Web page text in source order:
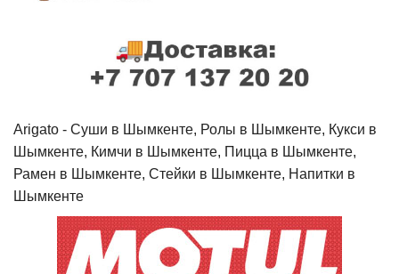
Arigato - Cуши в Шымкенте, Ролы в Шымкенте, Кукси в
Шымкенте, Кимчи в Шымкенте, Пицца в Шымкенте,
Рамен в Шымкенте, Стейки в Шымкенте, Напитки в
Шымкенте